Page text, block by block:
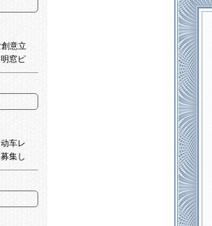
意立
窓ピ
车レ
集し
ンジ車
ー